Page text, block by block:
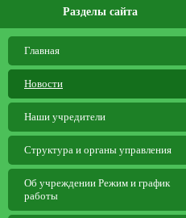
Разделы сайта
Главная
Новости
Наши учредители
Структура и органы управления
Об учреждении Режим и график
работы